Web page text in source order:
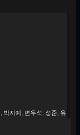
, 박지예 , 변우석 , 성준, 유